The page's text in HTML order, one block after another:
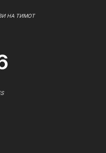
НА ТИМОТ